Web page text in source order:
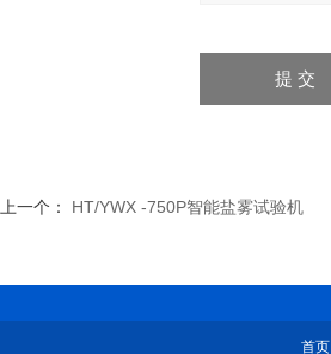
上一个： HT/YWX -750P智能盐雾试验机
首页